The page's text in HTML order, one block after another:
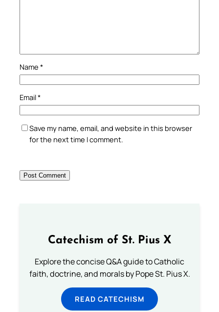
Name *
Email*
Save my name, email, and website in this browser
for the next time I comment.
Catechism of St. Pius X
Explore the concise Q&A guide to Catholic
faith, doctrine, and morals by Pope St. Pius X.
READ CATECHISM